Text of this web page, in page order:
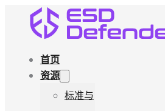
首页
资源
标准与